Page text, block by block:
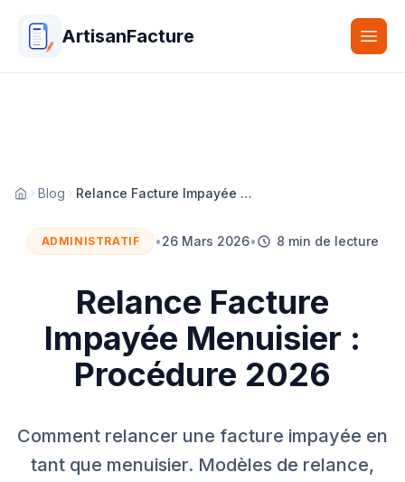
ArtisanFacture
Accueil
Blog Relance Facture Impayée Menuisier : Procédure 2026
ADMINISTRATIF •26 Mars 2026• 8 min de lecture
Relance Facture
Impayée Menuisier :
Procédure 2026
Comment relancer une facture impayée en
tant que menuisier. Modèles de relance,